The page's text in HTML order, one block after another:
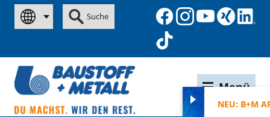
Suche
Menü
NEU: B+M APP 3.3